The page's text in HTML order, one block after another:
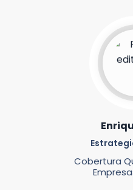
Cobertura